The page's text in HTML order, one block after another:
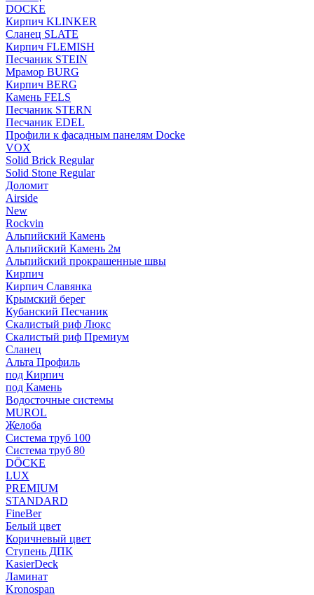
DOCKE
Кирпич KLINKER
Сланец SLATE
Кирпич FLEMISH
Пес­ча­ник STEIN
Мрамор BURG
Кирпич BERG
Камень FELS
Пес­ча­ник STERN
Пес­ча­ник EDEL
Профили к фасадным панелям Docke
VOX
Solid Brick Regular
Solid Stone Regular
Доломит
Airside
New
Rockvin
Альпийский Камень
Альпийский Камень 2м
Альпийский прокрашенные швы
Кирпич
Кирпич Славянка
Крымский берег
Кубанский Песчаник
Скалистый риф Люкс
Скалистый риф Премиум
Сланец
Альта Профиль
под Кирпич
под Камень
Водосточные системы
MUROL
Желоба
Система труб 100
Система труб 80
DÖCKE
LUX
PREMIUM
STANDARD
FineBer
Белый цвет
Коричневый цвет
Ступень ДПК
KasierDeck
Ламинат
Kronospan